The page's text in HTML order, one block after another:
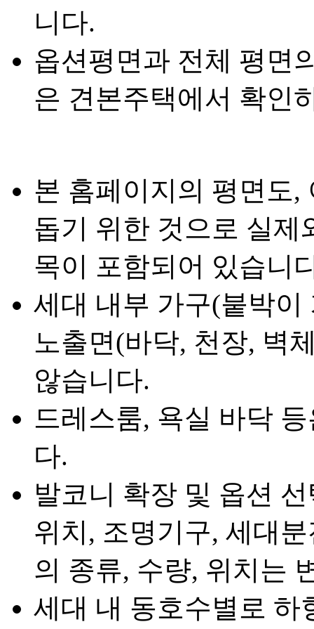
니다.
옵션평면과 전체 평면
은 견본주택에서 확인
본 홈페이지의 평면도,
돕기 위한 것으로 실제
목이 포함되어 있습니
세대 내부 가구(붙박
노출면(바닥, 천장, 벽
않습니다.
드레스룸, 욕실 바닥
다.
발코니 확장 및 옵션
위치, 조명기구, 세대
의 종류, 수량, 위치는
세대 내 동호수별로 하